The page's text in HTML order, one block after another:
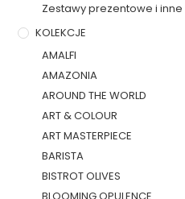
Zestawy prezentowe i inne
KOLEKCJE
AMALFI
AMAZONIA
AROUND THE WORLD
ART & COLOUR
ART MASTERPIECE
BARISTA
BISTROT OLIVES